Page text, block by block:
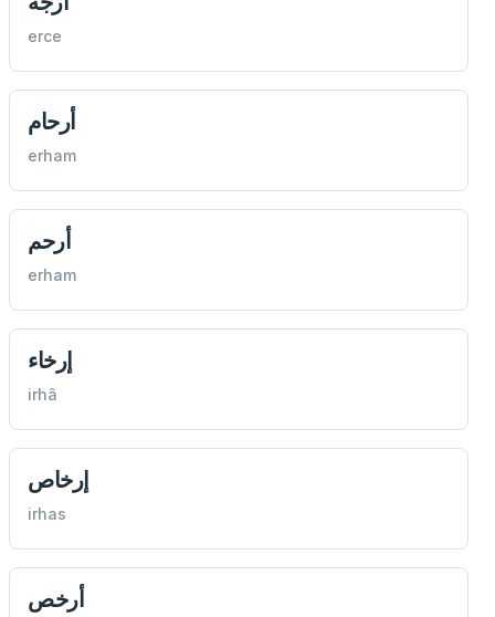
erce
أرحام
erham
أرحم
erham
إرخاء
irhâ
إرخاص
irhas
أرخص